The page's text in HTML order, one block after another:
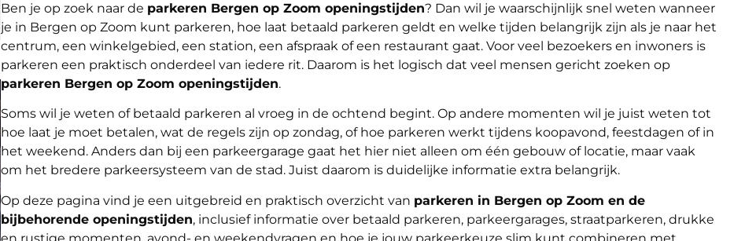
Ben je op zoek naar de parkeren Bergen op Zoom openingstijden? Dan wil je waarschijnlijk snel weten wanneer
je in Bergen op Zoom kunt parkeren, hoe laat betaald parkeren geldt en welke tijden belangrijk zijn als je naar het
centrum, een winkelgebied, een station, een afspraak of een restaurant gaat. Voor veel bezoekers en inwoners is
parkeren een praktisch onderdeel van iedere rit. Daarom is het logisch dat veel mensen gericht zoeken op
parkeren Bergen op Zoom openingstijden.
Soms wil je weten of betaald parkeren al vroeg in de ochtend begint. Op andere momenten wil je juist weten tot
hoe laat je moet betalen, wat de regels zijn op zondag, of hoe parkeren werkt tijdens koopavond, feestdagen of in
het weekend. Anders dan bij een parkeergarage gaat het hier niet alleen om één gebouw of locatie, maar vaak
om het bredere parkeersysteem van de stad. Juist daarom is duidelijke informatie extra belangrijk.
Op deze pagina vind je een uitgebreid en praktisch overzicht van parkeren in Bergen op Zoom en de
bijbehorende openingstijden, inclusief informatie over betaald parkeren, parkeergarages, straatparkeren, drukke